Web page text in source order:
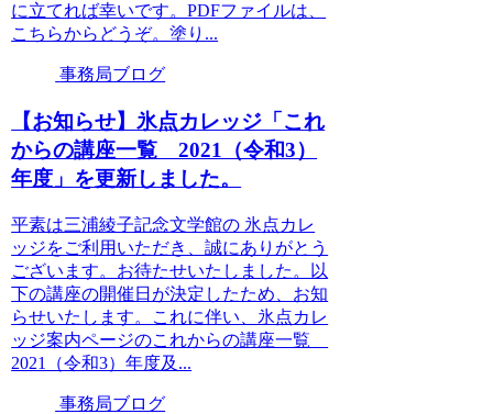
に立てれば幸いです。PDFファイルは、
こちらからどうぞ。塗り...
事務局ブログ
【お知らせ】氷点カレッジ「これ
からの講座一覧 2021（令和3）
年度」を更新しました。
平素は三浦綾子記念文学館の 氷点カレ
ッジをご利用いただき、誠にありがとう
ございます。お待たせいたしました。以
下の講座の開催日が決定したため、お知
らせいたします。これに伴い、氷点カレ
ッジ案内ページのこれからの講座一覧
2021（令和3）年度及...
事務局ブログ